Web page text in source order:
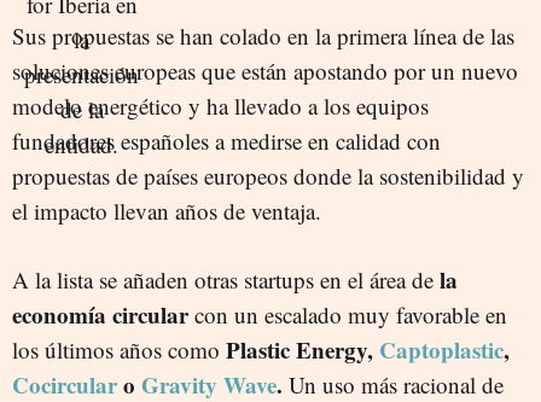
Sus propuestas se han colado en la primera línea de las
soluciones europeas que están apostando por un nuevo
modelo energético y ha llevado a los equipos
fundadores españoles a medirse en calidad con
propuestas de países europeos donde la sostenibilidad y
el impacto llevan años de ventaja.
A la lista se añaden otras startups en el área de la
economía circularcon un escalado muy favorable en
los últimos años como Plastic Energy, Captoplastic,
Cocircularo Gravity Wave. Un uso más racional de